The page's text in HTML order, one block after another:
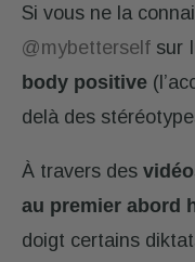
Si vous ne la
@mybetterself sur
body positive
delà des
À travers des
au premier abord
doigt certains